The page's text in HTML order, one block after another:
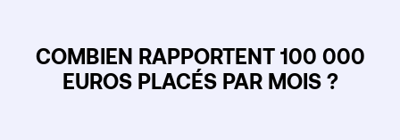
COMBIEN RAPPORTENT 100 000
EUROS PLACÉS PAR MOIS ?